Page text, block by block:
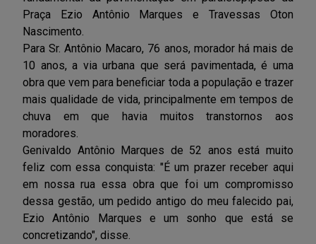
Praça Ezio Antônio Marques e Travessas Oton
Nascimento.
Para Sr. Antônio Macaro, 76 anos, morador há mais de
10 anos, a via urbana que será pavimentada, é uma
obra que vem para beneficiar toda a população e trazer
mais qualidade de vida, principalmente em tempos de
chuva em que havia muitos transtornos aos
moradores.
Genivaldo Antônio Marques de 52 anos está muito
feliz com essa conquista: "É um prazer receber aqui
em nossa rua essa obra que foi um compromisso
dessa gestão, um pedido antigo do meu falecido pai,
Ezio Antônio Marques e um sonho que está se
concretizando", disse.